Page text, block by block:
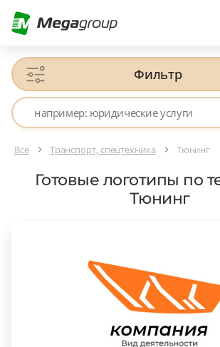
Фильтр
Все Транспорт, спецтехника Тюнинг
Готовые логотипы по
Тюнинг